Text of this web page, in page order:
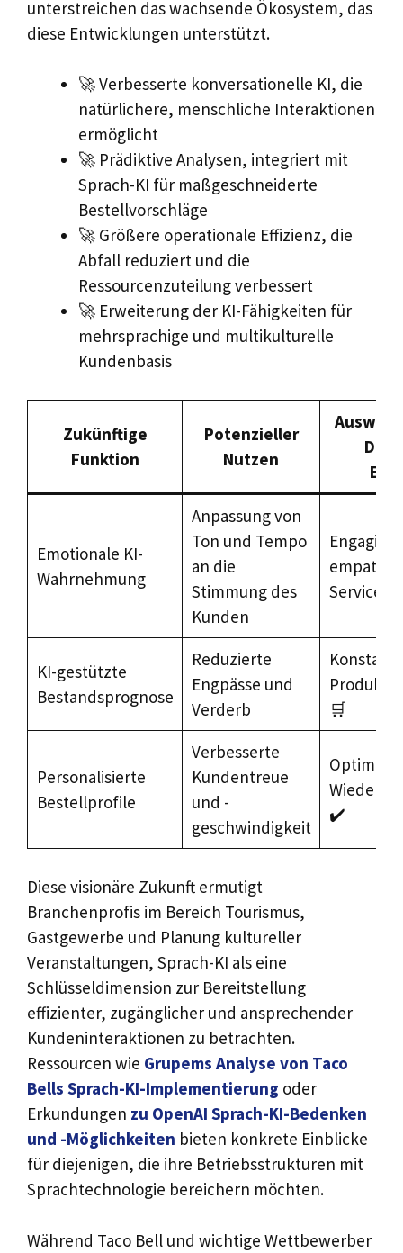
unterstreichen das wachsende Ökosystem, das
diese Entwicklungen unterstützt.
🚀 Verbesserte konversationelle KI, die
natürlichere, menschliche Interaktionen
ermöglicht
🚀 Prädiktive Analysen, integriert mit
Sprach-KI für maßgeschneiderte
Bestellvorschläge
🚀 Größere operationale Effizienz, die
Abfall reduziert und die
Ressourcenzuteilung verbessert
🚀 Erweiterung der KI-Fähigkeiten für
mehrsprachige und multikulturelle
Kundenbasis
Zukünftige
Funktion
Potenzieller
Nutzen
Emotionale KI-
Wahrnehmung
Anpassung von
Ton und Tempo
an die
Stimmung des
Kunden
Service 😊
KI-gestützte
Bestandsprognose
Reduzierte
Engpässe und
Verderb
🛒
Personalisierte
Bestellprofile
Verbesserte
Kundentreue
und -
geschwindigkeit
✔️
Diese visionäre Zukunft ermutigt
Branchenprofis im Bereich Tourismus,
Gastgewerbe und Planung kultureller
Veranstaltungen, Sprach-KI als eine
Schlüsseldimension zur Bereitstellung
effizienter, zugänglicher und ansprechender
Kundeninteraktionen zu betrachten.
Ressourcen wie Grupems Analyse von Taco
Bells Sprach-KI-Implementierung oder
Erkundungen zu OpenAI Sprach-KI-Bedenken
und -Möglichkeiten bieten konkrete Einblicke
für diejenigen, die ihre Betriebsstrukturen mit
Sprachtechnologie bereichern möchten.
Während Taco Bell und wichtige Wettbewerber